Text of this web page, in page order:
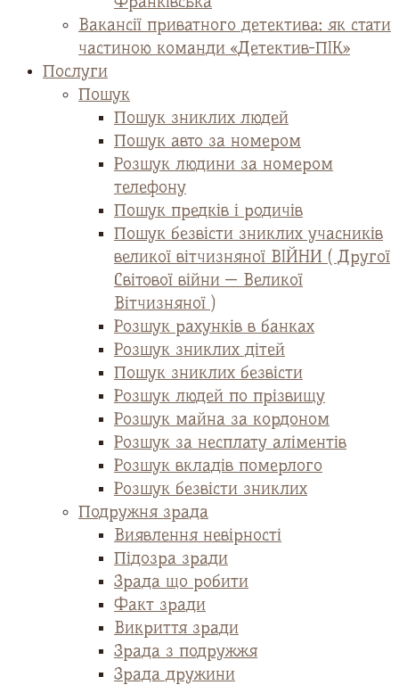
Вакансії приватного детектива: як стати
частиною команди «Детектив-ПІК»
Послуги
Пошук
Пошук зниклих людей
Пошук авто за номером
Розшук людини за номером
телефону
Пошук предків і родичів
Пошук безвісти зниклих учасників
великої вітчизняної ВІЙНИ ( Другої
Світової війни — Великої
Вітчизняної )
Розшук рахунків в банках
Розшук зниклих дітей
Пошук зниклих безвісти
Розшук людей по прізвищу
Розшук майна за кордоном
Розшук за несплату аліментів
Розшук вкладів померлого
Розшук безвісти зниклих
Подружня зрада
Виявлення невірності
Підозра зради
Зрада що робити
Факт зради
Викриття зради
Зрада з подружжя
Зрада дружини